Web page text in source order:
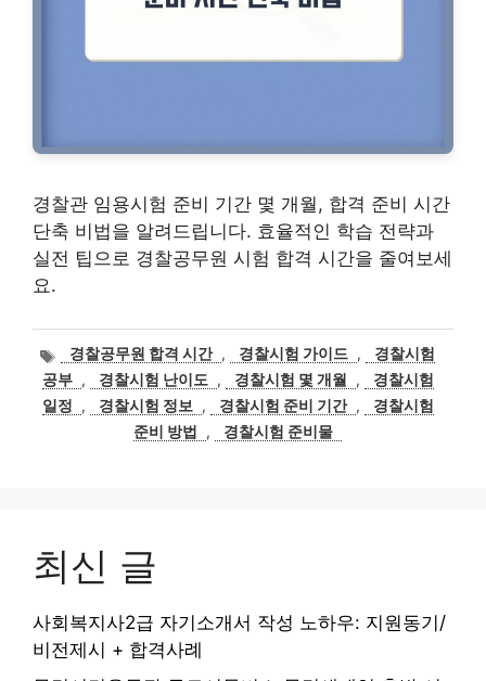
경찰관 임용시험 준비 기간 몇 개월, 합격 준비 시간
단축 비법을 알려드립니다. 효율적인 학습 전략과
실전 팁으로 경찰공무원 시험 합격 시간을 줄여보세
요.
태
그
경찰공무원 합격 시간 , 경찰시험 가이드 ,
경찰시험
공부 , 경찰시험 난이도 , 경찰시험 몇 개월 ,
경찰시험
일정
, 경찰시험 정보 , 경찰시험 준비 기간 ,
경찰시험
준비 방법
, 경찰시험 준비물
최신 글
사회복지사2급 자기소개서 작성 노하우: 지원동기/
비전제시 + 합격사례